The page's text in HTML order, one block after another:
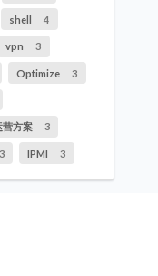
shell 4
vpn 3
Optimize 3
营方案 3
3 IPMI 3